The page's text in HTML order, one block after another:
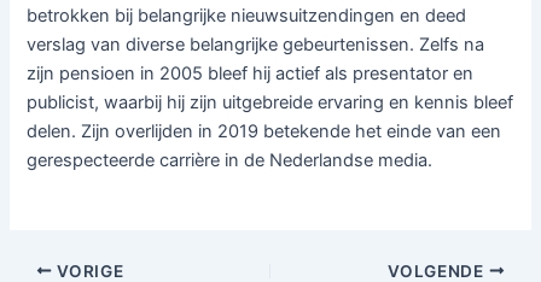
betrokken bij belangrijke nieuwsuitzendingen en deed
verslag van diverse belangrijke gebeurtenissen. Zelfs na
zijn pensioen in 2005 bleef hij actief als presentator en
publicist, waarbij hij zijn uitgebreide ervaring en kennis bleef
delen. Zijn overlijden in 2019 betekende het einde van een
gerespecteerde carrière in de Nederlandse media.
VORIGE VOLGENDE